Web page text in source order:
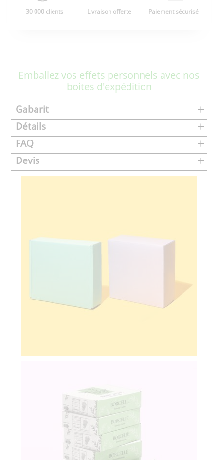
30 000 clients Livraison offerte Paiement sécurisé
Emballez vos effets personnels avec nos
boites d'expédition
Gabarit
Détails
FAQ
Devis